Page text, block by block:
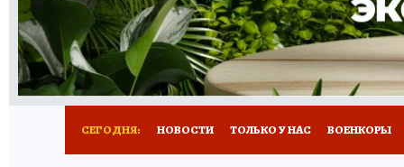
РЕКЛАМА ТЕСТЫ НОВОЕ НА САЙТЕ
СЕГОДНЯ: НОВОСТИ ТОЛЬКО У НАС ВОЕНКОРЫ